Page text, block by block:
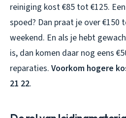
reiniging kost €85 tot €125.
spoed? Dan praat je over €150
weekend. En als je hebt
is, dan komen daar nog eens
reparaties. Voorkom hogere
21 22.